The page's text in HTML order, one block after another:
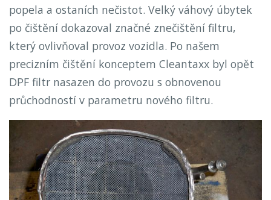
popela a ostaních nečistot. Velký váhový úbytek
po čištění dokazoval značné znečištění filtru,
který ovlivňoval provoz vozidla. Po našem
precizním čištění konceptem Cleantaxx byl opět
DPF filtr nasazen do provozu s obnovenou
průchodností v parametru nového filtru.